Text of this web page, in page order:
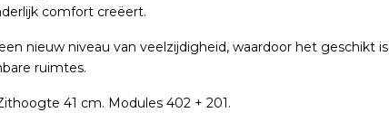
comfort creëert.
nieuw niveau van veelzijdigheid, waardoor het geschikt is
ruimtes.
41 cm. Modules 402 + 201.